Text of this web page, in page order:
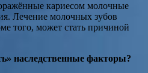
кариесом молочные
Лечение молочных зубов
того, может стать причиной
наследственные факторы?